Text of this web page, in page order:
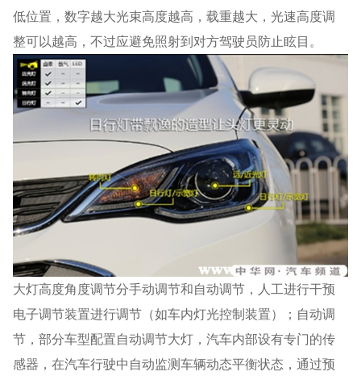
低位置，数字越大光束高度越高，载重越大，光速高度调
整可以越高，不过应避免照射到对方驾驶员防止眩目。
大灯高度角度调节分手动调节和自动调节，人工进行干预
电子调节装置进行调节（如车内灯光控制装置）；自动调
节，部分车型配置自动调节大灯，汽车内部设有专门的传
感器，在汽车行驶中自动监测车辆动态平衡状态，通过预